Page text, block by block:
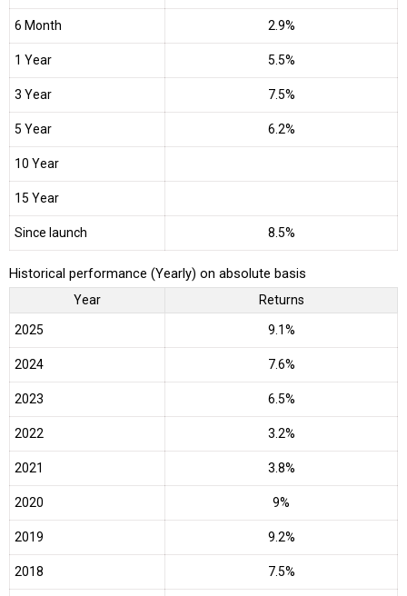
6 Month 2.9%
1 Year 5.5%
3 Year 7.5%
5 Year 6.2%
10 Year
15 Year
Since launch 8.5%
Historical performance (Yearly) on absolute basis
Year Returns
2025 9.1%
2024 7.6%
2023 6.5%
2022 3.2%
2021 3.8%
2020 9%
2019 9.2%
2018 7.5%